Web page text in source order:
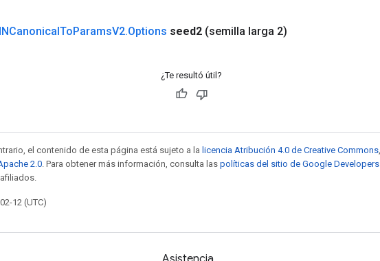
ToParamsV2.Options seed2 (semilla larga 2)
¿Te resultó útil?
el contenido de esta página está sujeto a la licencia Atribución 4.0 de Creative Commons
2.0 . Para obtener más información, consulta las políticas del sitio de Google Developers
12 (UTC)